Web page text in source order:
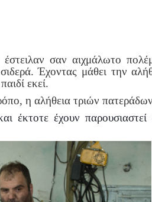
σαν αιχμάλωτο
Έχοντας μάθει την
εκεί.
η αλήθεια τριών
έκτοτε έχουν